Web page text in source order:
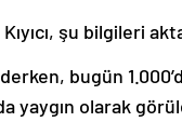
şu bilgileri
bugün
yaygın olarak